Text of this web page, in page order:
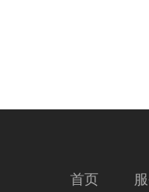
首页